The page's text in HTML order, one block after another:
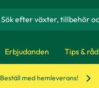
Erbjudanden Tips & råd
Beställ med hemleverans!